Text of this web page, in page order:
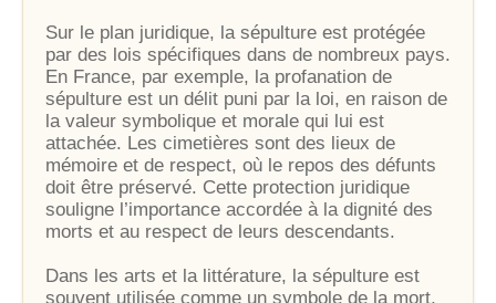
Sur le plan juridique, la sépulture est protégée
par des lois spécifiques dans de nombreux pays.
En France, par exemple, la profanation de
sépulture est un délit puni par la loi, en raison de
la valeur symbolique et morale qui lui est
attachée. Les cimetières sont des lieux de
mémoire et de respect, où le repos des défunts
doit être préservé. Cette protection juridique
souligne l’importance accordée à la dignité des
morts et au respect de leurs descendants.
Dans les arts et la littérature, la sépulture est
souvent utilisée comme un symbole de la mort,